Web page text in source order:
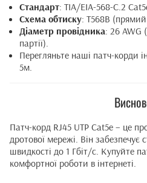
Стандарт: TIA/EIA-568-C.2
Схема обтиску: T568B
Діаметр провідника: 26 AWG
партії).
Перегляньте наші патч-
5м.
Патч-корд RJ45 UTP Cat5e – це
дротової мережі. Він забезпечує
швидкості до 1 Гбіт/с. Купуйте
комфортної роботи в інтернеті.